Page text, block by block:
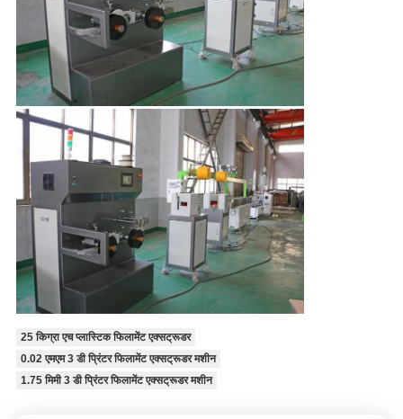
25 किग्रा एच प्लास्टिक फिलामेंट एक्सट्रूडर
0.02 एमएम 3 डी प्रिंटर फिलामेंट एक्सट्रूडर मशीन
1.75 मिमी 3 डी प्रिंटर फिलामेंट एक्सट्रूडर मशीन